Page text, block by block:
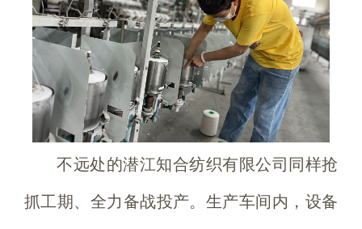
不远处的潜江知合纺织有限公司同样抢
抓工期、全力备战投产。生产车间内，设备